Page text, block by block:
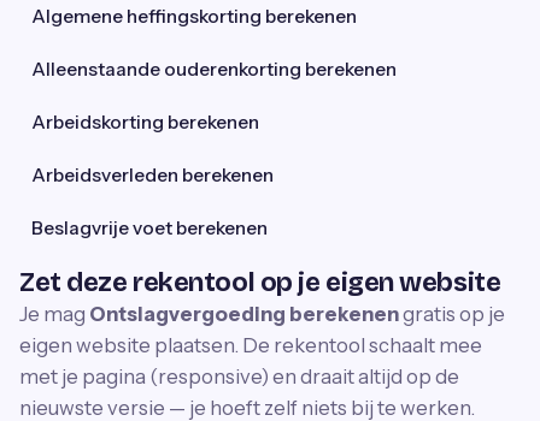
Algemene heffingskorting berekenen
Alleenstaande ouderenkorting berekenen
Arbeidskorting berekenen
Arbeidsverleden berekenen
Beslagvrije voet berekenen
Zet deze rekentool op je eigen website
Je mag Ontslagvergoeding berekenengratis op je
eigen website plaatsen. De rekentool schaalt mee
met je pagina (responsive) en draait altijd op de
nieuwste versie — je hoeft zelf niets bij te werken.